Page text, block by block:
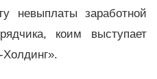
невыплаты заработной
коим выступает